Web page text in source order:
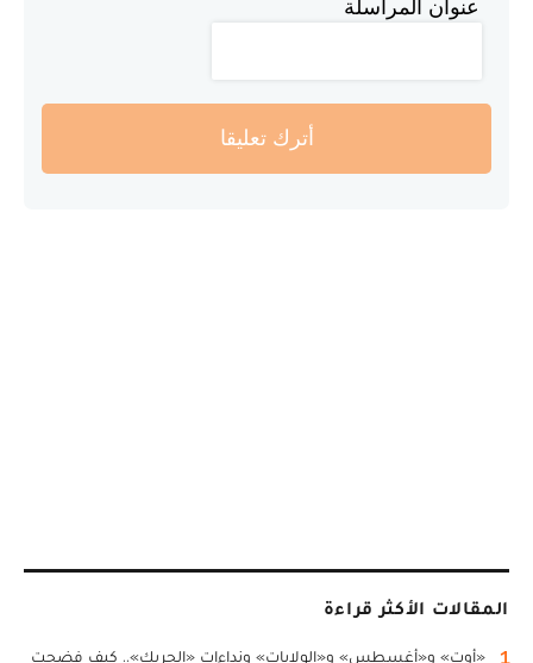
عنوان المراسلة
أترك تعليقا
المقالات الأكثر قراءة
1
«أوت» و«أغسطس» و«الولايات» ونداءات «الحريك».. كيف فضحت